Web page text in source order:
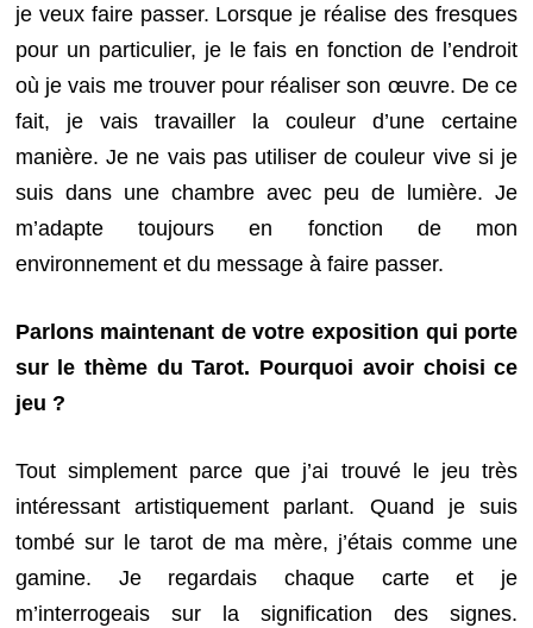
je veux faire passer. Lorsque je réalise des fresques
pour un particulier, je le fais en fonction de l’endroit
où je vais me trouver pour réaliser son œuvre. De ce
fait, je vais travailler la couleur d’une certaine
manière. Je ne vais pas utiliser de couleur vive si je
suis dans une chambre avec peu de lumière. Je
m’adapte toujours en fonction de mon
environnement et du message à faire passer.
Parlons maintenant de votre exposition qui porte
sur le thème du Tarot. Pourquoi avoir choisi ce
jeu ?
Tout simplement parce que j’ai trouvé le jeu très
intéressant artistiquement parlant. Quand je suis
tombé sur le tarot de ma mère, j’étais comme une
gamine. Je regardais chaque carte et je
m’interrogeais sur la signification des signes.